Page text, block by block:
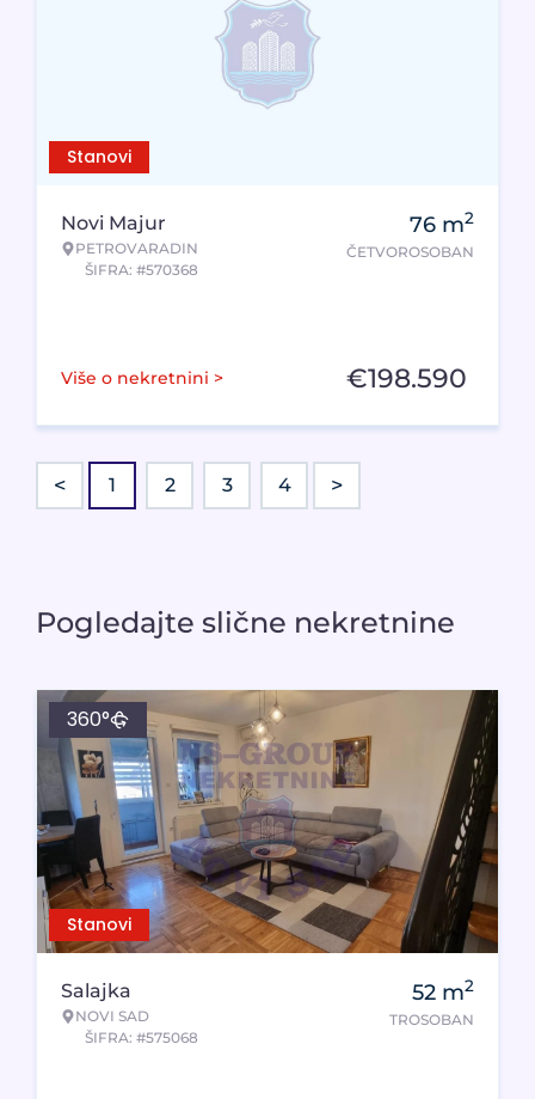
Stanovi
Novi Majur
PETROVARADIN
ŠIFRA: #570368
76 m2
ČETVOROSOBAN
Više o nekretnini > €198.590
< 1 2 3 4 >
Pogledajte slične nekretnine
Stanovi
360°
Salajka
NOVI SAD
ŠIFRA: #575068
52 m2
TROSOBAN